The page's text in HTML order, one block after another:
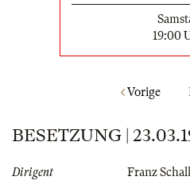
19:00
Vorige
BESETZUNG |
Dirigent
Franz